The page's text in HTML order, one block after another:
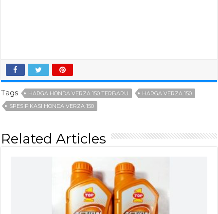
Tags HARGA HONDA VERZA 150 TERBARU
HARGA VERZA 150
SPESIFIKASI HONDA VERZA 150
Related Articles